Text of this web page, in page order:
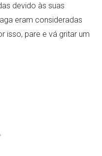
devido às suas
eram consideradas
isso, pare e vá gritar um